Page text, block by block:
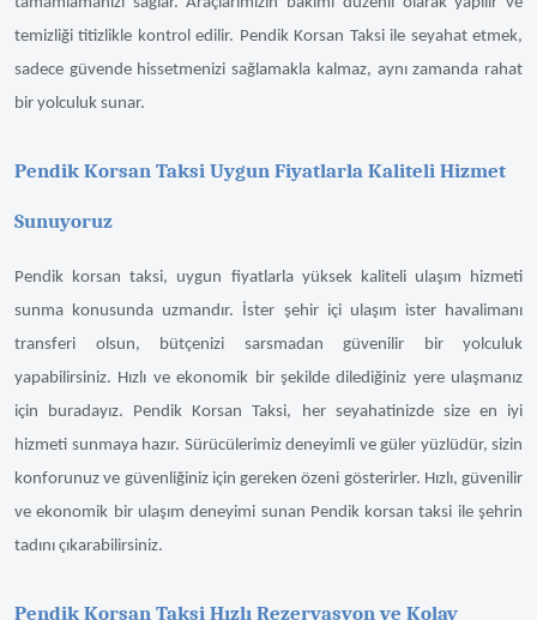
temizliği titizlikle kontrol edilir. Pendik Korsan Taksi ile seyahat etmek,
sadece güvende hissetmenizi sağlamakla kalmaz, aynı zamanda rahat
bir yolculuk sunar.
Pendik Korsan Taksi Uygun Fiyatlarla Kaliteli Hizmet
Sunuyoruz
Pendik korsan taksi, uygun fiyatlarla yüksek kaliteli ulaşım hizmeti
sunma konusunda uzmandır. İster şehir içi ulaşım ister havalimanı
transferi olsun, bütçenizi sarsmadan güvenilir bir yolculuk
yapabilirsiniz. Hızlı ve ekonomik bir şekilde dilediğiniz yere ulaşmanız
için buradayız. Pendik Korsan Taksi, her seyahatinizde size en iyi
hizmeti sunmaya hazır. Sürücülerimiz deneyimli ve güler yüzlüdür, sizin
konforunuz ve güvenliğiniz için gereken özeni gösterirler. Hızlı, güvenilir
ve ekonomik bir ulaşım deneyimi sunan Pendik korsan taksi ile şehrin
tadını çıkarabilirsiniz.
Pendik Korsan Taksi Hızlı Rezervasyon ve Kolay